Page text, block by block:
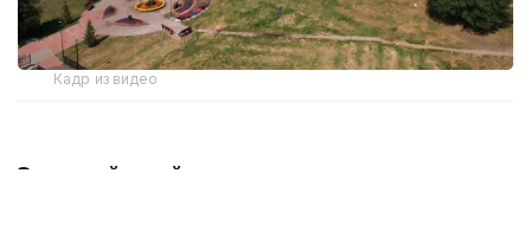
Кадр из видео
Зеленый край и новые идеи: